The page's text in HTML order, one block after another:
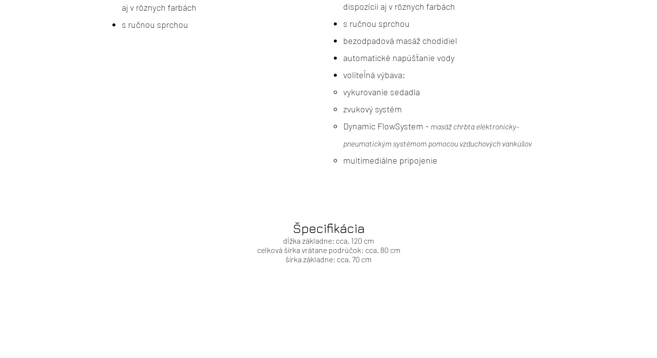
aj v rôznych farbách
s ručnou sprchou
dispozícii aj v rôznych farbách
s ručnou sprchou
bezodpadová masáž chodidiel
automatické napúšťanie vody
voliteľná výbava:
vykurovanie sedadla
zvukový systém
Dynamic FlowSystem - masáž chrbta elektronicky-
pneumatickým systémom pomocou vzduchových vankúšov
multimediálne pripojenie
Špecifikácia
dĺžka základne: cca. 120 cm
celková šírka vrátane podrúčok: cca. 80 cm
šírka základne: cca. 70 cm